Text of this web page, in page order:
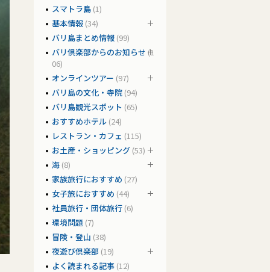
スマトラ島 (1)
基本情報 (34)
バリ島まとめ情報 (99)
バリ倶楽部からのお知らせ (1
06)
オンラインツアー (97)
バリ島の文化・寺院 (94)
バリ島観光スポット (65)
おすすめホテル (24)
レストラン・カフェ (115)
お土産・ショッピング (53)
海 (8)
家族旅行におすすめ (27)
女子旅におすすめ (44)
社員旅行・団体旅行 (6)
環境問題 (7)
冒険・登山 (38)
夜遊び倶楽部 (19)
よく読まれる記事 (12)